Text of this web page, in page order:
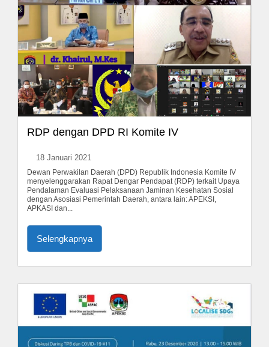
RDP dengan DPD RI Komite IV
18 Januari 2021
Dewan Perwakilan Daerah (DPD) Republik Indonesia Komite IV
menyelenggarakan Rapat Dengar Pendapat (RDP) terkait Upaya
Pendalaman Evaluasi Pelaksanaan Jaminan Kesehatan Sosial
dengan Asosiasi Pemerintah Daerah, antara lain: APEKSI,
APKASI dan...
Selengkapnya